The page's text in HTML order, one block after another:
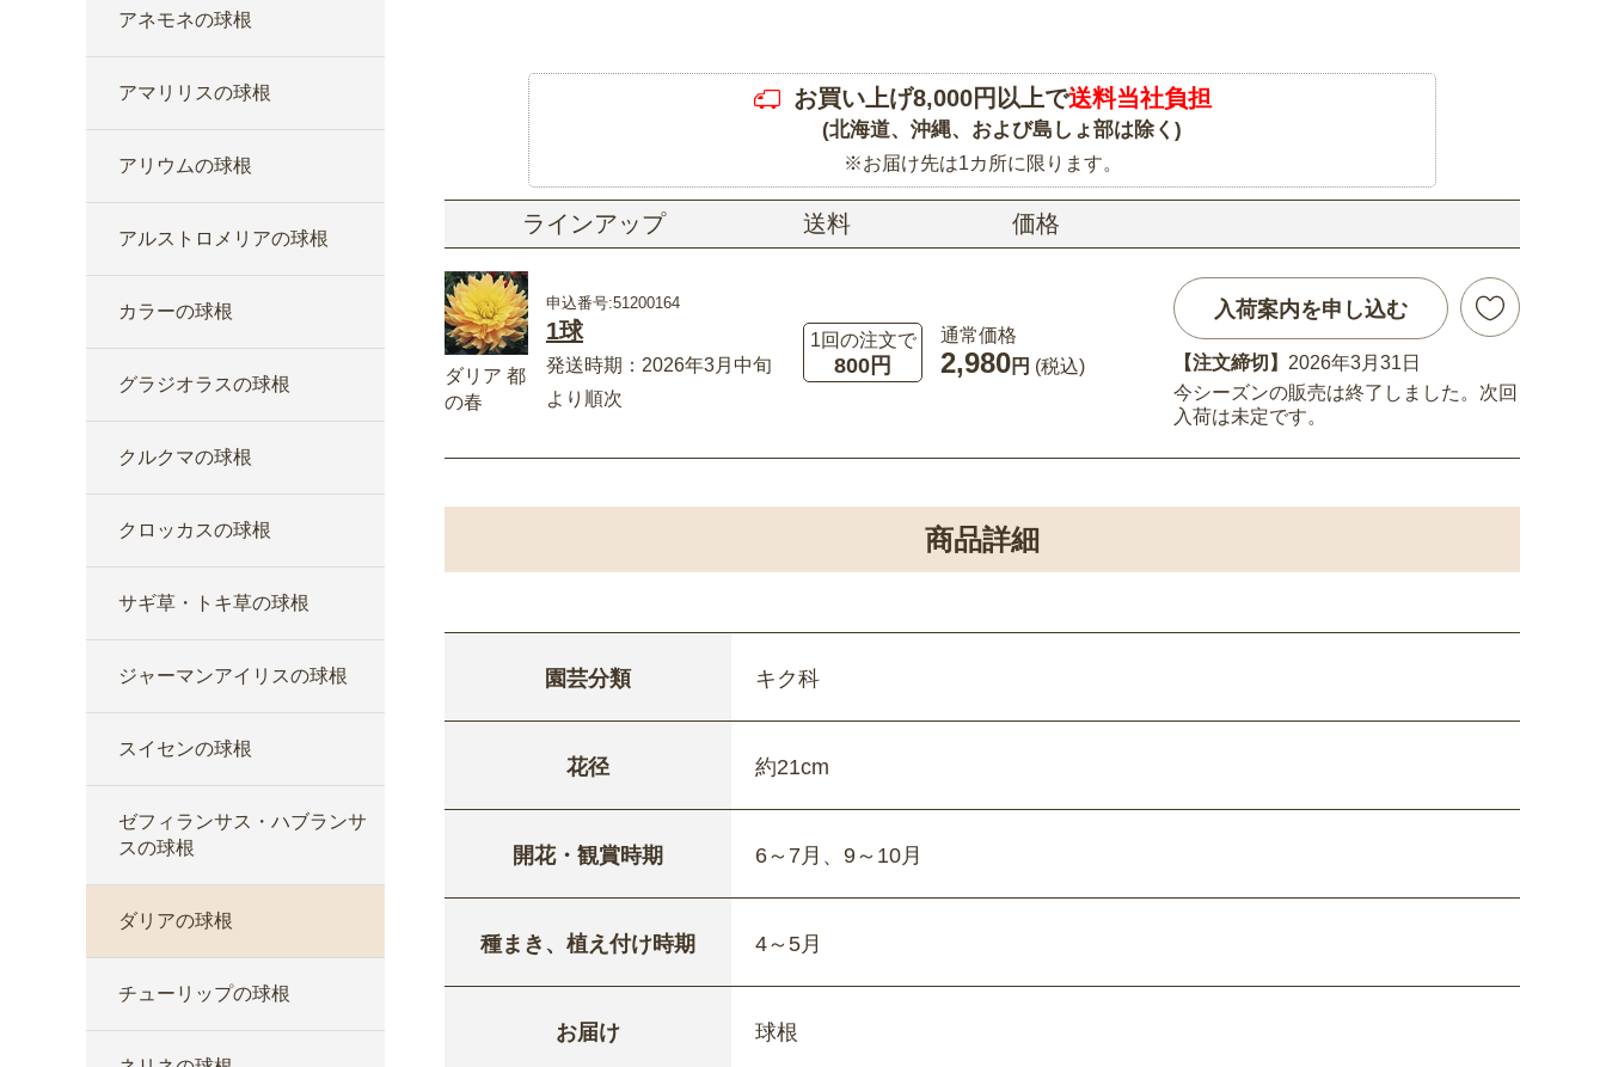
アネモネの球根
アマリリスの球根
アリウムの球根
アルストロメリアの球根
カラーの球根
グラジオラスの球根
クルクマの球根
クロッカスの球根
サギ草・トキ草の球根
ジャーマンアイリスの球根
スイセンの球根
ゼフィランサス・ハブランサ
スの球根
ダリアの球根
チューリップの球根
お買い上げ8,000円以上で送料当社負担
(北海道、沖縄、および島しょ部は除く)
※お届け先は1カ所に限ります。
ラインアップ 送料 価格
ダリア 都
の春
申込番号:51200164
1球
発送時期：2026年3月中旬
より順次
1回の注文で
800円
通常価格
2,980円 (税込)
入荷案内を申し込む
【注文締切】 2026年3月31日
今シーズンの販売は終了しました。次回
入荷は未定です。
商品詳細
園芸分類 キク科
花径 約21cm
開花・観賞時期 6～7月、9～10月
種まき、植え付け時期 4～5月
お届け 球根